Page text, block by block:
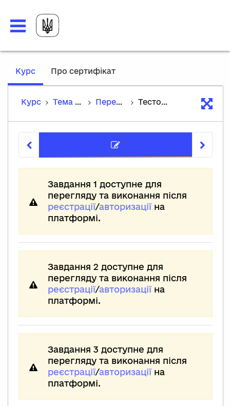
Курс,
Про сертифікат
Курс Тема 12. Унітази Перевірка знань Тестове завдання
Завдання 1 доступне для
перегляду та виконання після
реєстрації/авторизаціїна
платформі.
Завдання 2 доступне для
перегляду та виконання після
реєстрації/авторизаціїна
платформі.
Завдання 3 доступне для
перегляду та виконання після
реєстрації/авторизаціїна
платформі.